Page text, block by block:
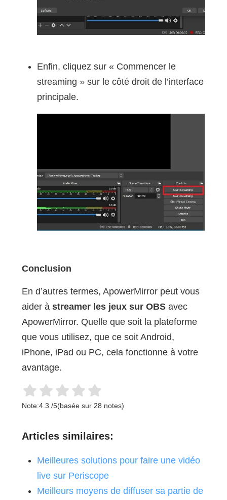
Enfin, cliquez sur « Commencer le
streaming » sur le côté droit de l’interface
principale.
Conclusion
En d’autres termes, ApowerMirror peut vous
aider à streamer les jeux sur OBSavec
ApowerMirror. Quelle que soit la plateforme
que vous utilisez, que ce soit Android,
iPhone, iPad ou PC, cela fonctionne à votre
avantage.
Note:4.3 /5(basée sur 28 notes)
Articles similaires:
Meilleures solutions pour faire une vidéo
live sur Periscope
Meilleurs moyens de diffuser sa partie de